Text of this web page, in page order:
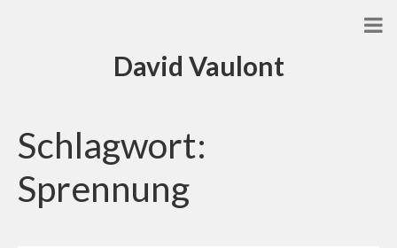
David Vaulont
Schlagwort:
Sprennung